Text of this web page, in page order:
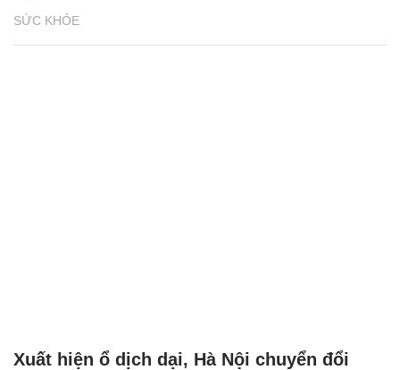
SỨC KHỎE
Xuất hiện ổ dịch dại, Hà Nội chuyển đổi